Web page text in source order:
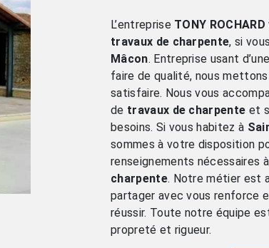
L’entreprise TONY ROCHARD
travaux de charpente, si
Mâcon. Entreprise usant
faire de qualité, nous
satisfaire. Nous vous
de travaux de charpente et
besoins. Si vous habitez à
sommes à votre disposition
renseignements nécessaires
charpente. Notre métier est
partager avec vous renforce
réussir. Toute notre équipe
propreté et rigueur.